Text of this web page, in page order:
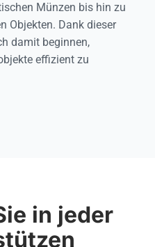
Münzen bis hin zu
Objekten. Dank dieser
damit beginnen,
effizient zu
in jeder